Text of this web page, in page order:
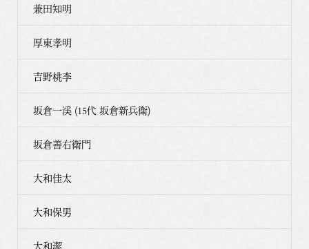
兼田知明
厚東孝明
吉野桃李
坂倉一渓 (15代 坂倉新兵衛)
坂倉善右衛門
大和佳太
大和保男
大和潔